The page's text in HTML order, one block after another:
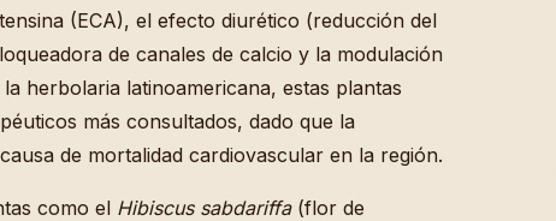
(ECA), el efecto diurético (reducción del
de canales de calcio y la modulación
herbolaria latinoamericana, estas plantas
más consultados, dado que la
de mortalidad cardiovascular en la región.
como el Hibiscus sabdariffa(flor de